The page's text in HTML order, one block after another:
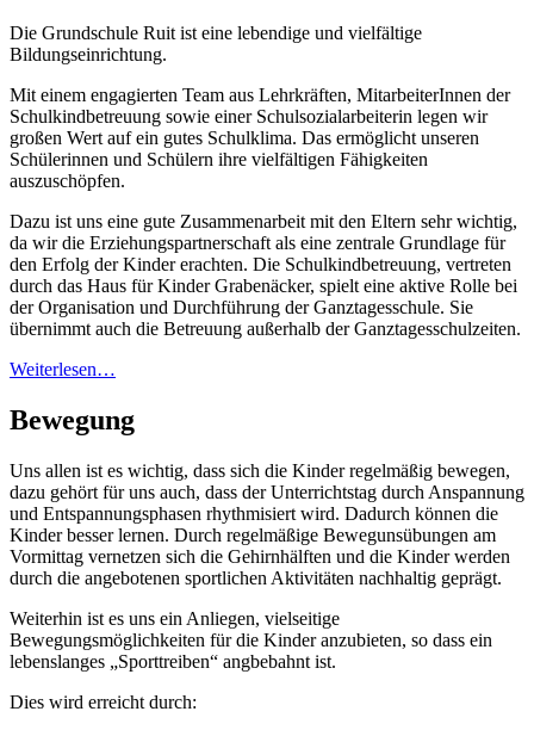
Die Grundschule Ruit ist eine lebendige und vielfältige
Bildungseinrichtung.
Mit einem engagierten Team aus Lehrkräften, MitarbeiterInnen der
Schulkindbetreuung sowie einer Schulsozialarbeiterin legen wir
großen Wert auf ein gutes Schulklima. Das ermöglicht unseren
Schülerinnen und Schülern ihre vielfältigen Fähigkeiten
auszuschöpfen.
Dazu ist uns eine gute Zusammenarbeit mit den Eltern sehr wichtig,
da wir die Erziehungspartnerschaft als eine zentrale Grundlage für
den Erfolg der Kinder erachten. Die Schulkindbetreuung, vertreten
durch das Haus für Kinder Grabenäcker, spielt eine aktive Rolle bei
der Organisation und Durchführung der Ganztagesschule. Sie
übernimmt auch die Betreuung außerhalb der Ganztagesschulzeiten.
Weiterlesen…
Bewegung
Uns allen ist es wichtig, dass sich die Kinder regelmäßig bewegen,
dazu gehört für uns auch, dass der Unterrichtstag durch Anspannung
und Entspannungsphasen rhythmisiert wird. Dadurch können die
Kinder besser lernen. Durch regelmäßige Bewegunsübungen am
Vormittag vernetzen sich die Gehirnhälften und die Kinder werden
durch die angebotenen sportlichen Aktivitäten nachhaltig geprägt.
Weiterhin ist es uns ein Anliegen, vielseitige
Bewegungsmöglichkeiten für die Kinder anzubieten, so dass ein
lebenslanges „Sporttreiben“ angbebahnt ist.
Dies wird erreicht durch: